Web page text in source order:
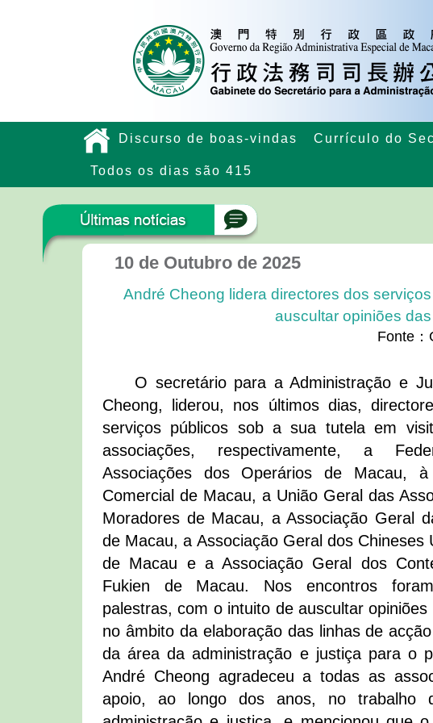
Discurso de boas-vindas Currículo do
Todos os dias são 415
10 de Outubro de 2025
André Cheong lidera directores dos
auscultar opiniões
Fonte：
O secretário para a Administração e
Cheong, liderou, nos últimos dias,
serviços públicos sob a sua tutela em
associações, respectivamente, a
Associações dos Operários de Macau, à
Comercial de Macau, a União Geral das
Moradores de Macau, a Associação Geral
de Macau, a Associação Geral dos Chineses
de Macau e a Associação Geral dos
Fukien de Macau. Nos encontros
palestras, com o intuito de auscultar
no âmbito da elaboração das linhas de
da área da administração e justiça para o
André Cheong agradeceu a todas as
apoio, ao longo dos anos, no trabalho